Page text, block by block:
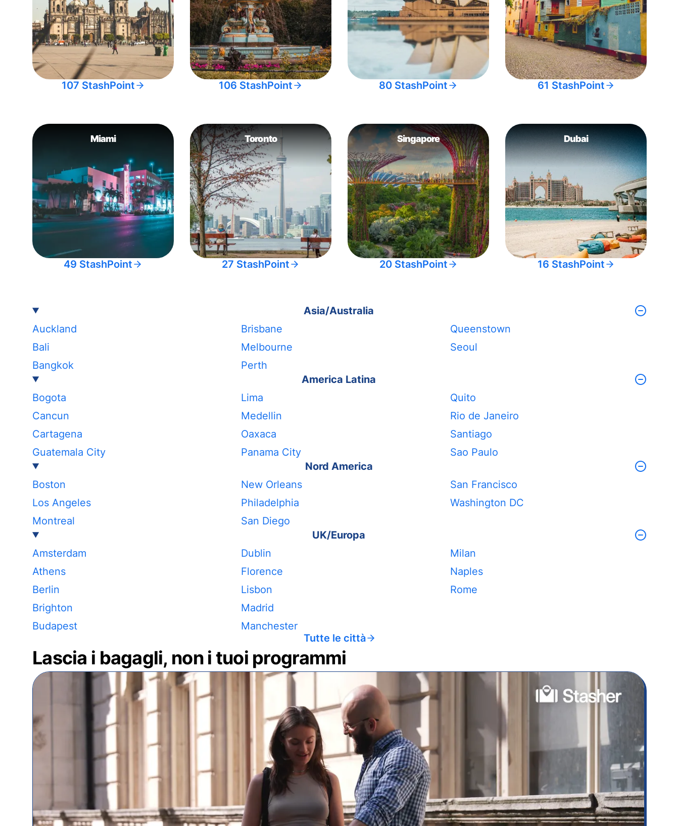
107 StashPoint 106 StashPoint 80 StashPoint 61 StashPoint
Miami
49 StashPoint
Toronto
27 StashPoint
Singapore
20 StashPoint
Dubai
16 StashPoint
Asia/Australia
Auckland
Bali
Bangkok
Brisbane
Melbourne
Perth
Queenstown
Seoul
America Latina
Bogota
Cancun
Cartagena
Guatemala City
Lima
Medellin
Oaxaca
Panama City
Quito
Rio de Janeiro
Santiago
Sao Paulo
Nord America
Boston
Los Angeles
Montreal
New Orleans
Philadelphia
San Diego
San Francisco
Washington DC
UK/Europa
Amsterdam
Athens
Berlin
Brighton
Budapest
Dublin
Florence
Lisbon
Madrid
Manchester
Milan
Naples
Rome
Tutte le città
Lascia i bagagli, non i tuoi programmi